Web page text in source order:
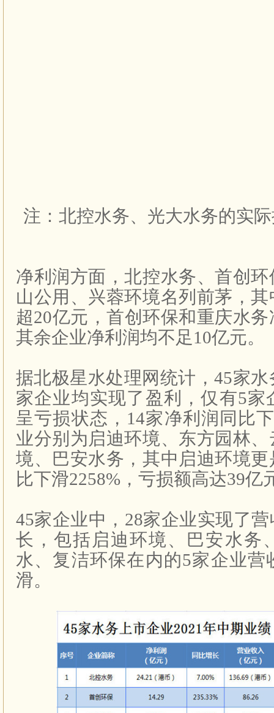
注：北控水务、光大水务的实
净利润方面，北控水务、首创
山公用、兴蓉环境名列前茅，
超20亿元，首创环保和重庆水务
其余企业净利润均不足10亿元。
据北极星水处理网统计，45家水
家企业均实现了盈利，仅有5家
呈亏损状态， 14家净利润同比
业分别为启迪环境、东方园林
境、巴安水务，其中启迪环境
比下滑2258% ，亏损额高达39亿
45家企业中， 28家企业实现了
长，包括启迪环境、巴安水务
水、复洁环保在内的5家企业营
滑。